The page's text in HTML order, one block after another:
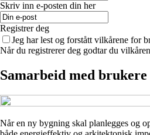
Skriv inn e-posten din her
Registrer deg
Jeg har lest og forstått vilkårene for
Når du registrerer deg godtar du
Samarbeid med
Når en ny bygning skal planlegges og